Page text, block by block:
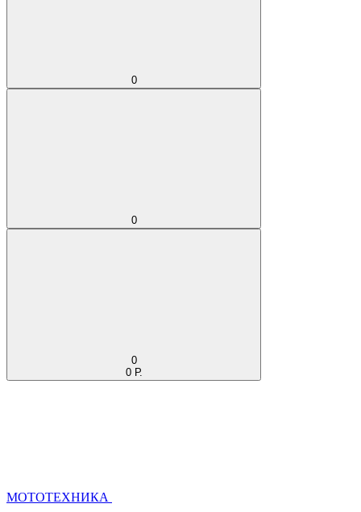
0
0
0
0 Р.
МОТОТЕХНИКА